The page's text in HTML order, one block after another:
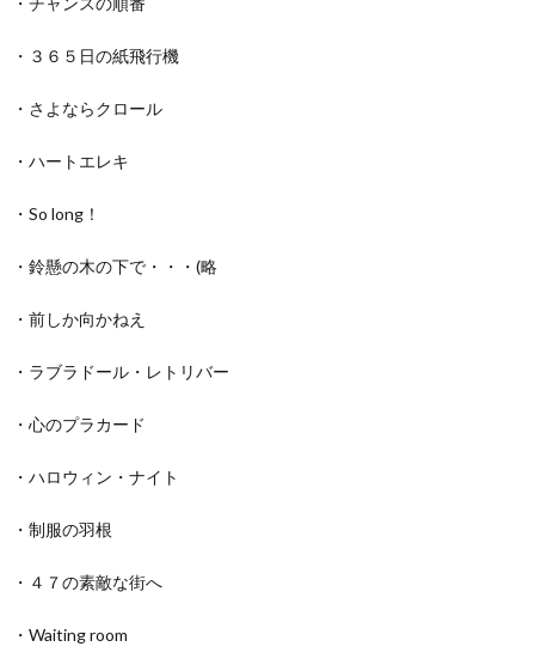
・３６５日の紙飛行機
・さよならクロール
・ハートエレキ
・So long！
・鈴懸の木の下で・・・(略
・前しか向かねえ
・ラブラドール・レトリバー
・心のプラカード
・ハロウィン・ナイト
・制服の羽根
・４７の素敵な街へ
・Waiting room